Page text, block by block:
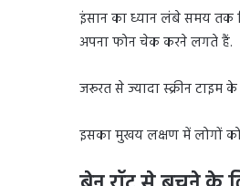
इंसान का ध्यान लंबे समय तक
अपना फोन चेक करने लगते हैं.
जरूरत से ज्यादा स्क्रीन
इसका मुखय लक्षण में लोगों